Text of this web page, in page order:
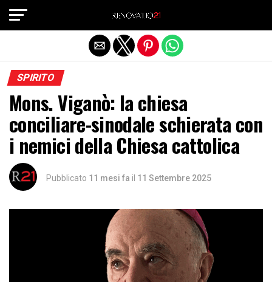
SPIRITO
Mons. Viganò: la chiesa
conciliare-sinodale schierata con
i nemici della Chiesa cattolica
Pubblicato 11 mesi fa il 11 Settembre 2025
Exit mobile version